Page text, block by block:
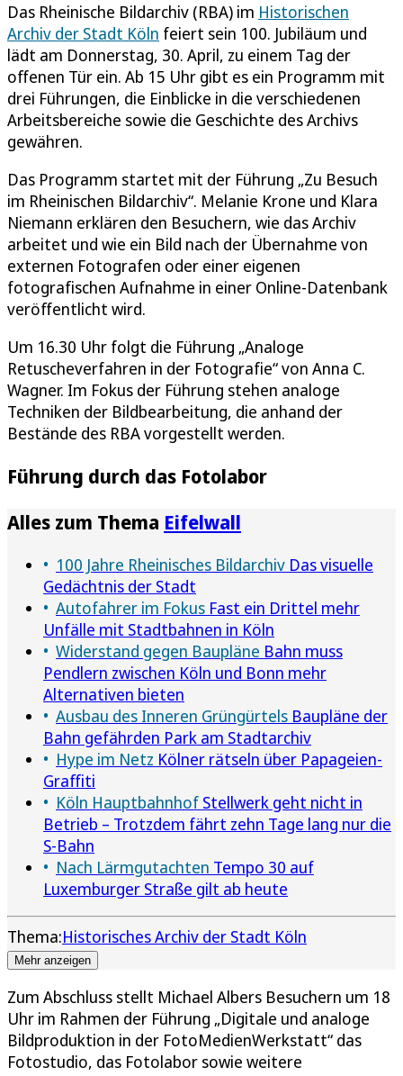
Das Rheinische Bildarchiv (RBA) im Historischen
Archiv der Stadt Köln feiert sein 100. Jubiläum und
lädt am Donnerstag, 30. April, zu einem Tag der
offenen Tür ein. Ab 15 Uhr gibt es ein Programm mit
drei Führungen, die Einblicke in die verschiedenen
Arbeitsbereiche sowie die Geschichte des Archivs
gewähren.
Das Programm startet mit der Führung „Zu Besuch
im Rheinischen Bildarchiv“. Melanie Krone und Klara
Niemann erklären den Besuchern, wie das Archiv
arbeitet und wie ein Bild nach der Übernahme von
externen Fotografen oder einer eigenen
fotografischen Aufnahme in einer Online-Datenbank
veröffentlicht wird.
Um 16.30 Uhr folgt die Führung „Analoge
Retuscheverfahren in der Fotografie“ von Anna C.
Wagner. Im Fokus der Führung stehen analoge
Techniken der Bildbearbeitung, die anhand der
Bestände des RBA vorgestellt werden.
Führung durch das Fotolabor
Alles zum Thema Eifelwall
100 Jahre Rheinisches Bildarchiv Das visuelle
Gedächtnis der Stadt
Autofahrer im Fokus Fast ein Drittel mehr
Unfälle mit Stadtbahnen in Köln
Widerstand gegen Baupläne Bahn muss
Pendlern zwischen Köln und Bonn mehr
Alternativen bieten
Ausbau des Inneren Grüngürtels Baupläne der
Bahn gefährden Park am Stadtarchiv
Hype im Netz Kölner rätseln über Papageien-
Graffiti
Köln Hauptbahnhof Stellwerk geht nicht in
Betrieb – Trotzdem fährt zehn Tage lang nur die
S-Bahn
Nach Lärmgutachten Tempo 30 auf
Luxemburger Straße gilt ab heute
Thema:Historisches Archiv der Stadt Köln
Mehr anzeigen
Zum Abschluss stellt Michael Albers Besuchern um 18
Uhr im Rahmen der Führung „Digitale und analoge
Bildproduktion in der FotoMedienWerkstatt“ das
Fotostudio, das Fotolabor sowie weitere